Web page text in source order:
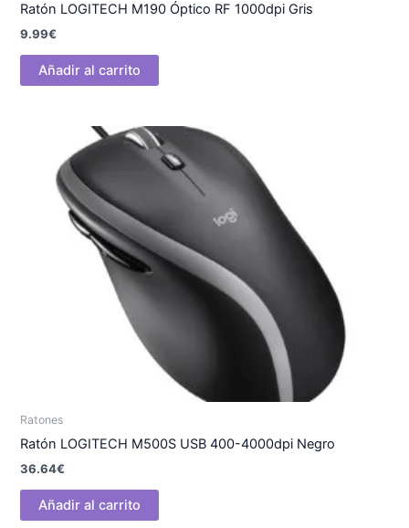
Ratón LOGITECH M190 Óptico RF 1000dpi Gris
9.99€
Añadir al carrito
Ratones
Ratón LOGITECH M500S USB 400-4000dpi Negro
36.64€
Añadir al carrito